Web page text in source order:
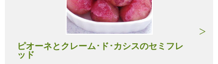
ピオーネとクレーム･ド･カシスのセミフレ
ッド